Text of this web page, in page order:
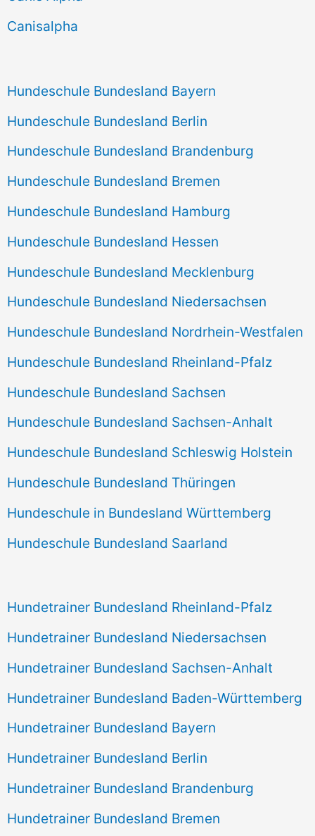
h
Canisalpha
Hundeschule Bundesland Bayern
Hundeschule Bundesland Berlin
Hundeschule Bundesland Brandenburg
Hundeschule Bundesland Bremen
Hundeschule Bundesland Hamburg
Hundeschule Bundesland Hessen
Hundeschule Bundesland Mecklenburg
Hundeschule Bundesland Niedersachsen
Hundeschule Bundesland Nordrhein-Westfalen
Hundeschule Bundesland Rheinland-Pfalz
Hundeschule Bundesland Sachsen
Hundeschule Bundesland Sachsen-Anhalt
Hundeschule Bundesland Schleswig Holstein
Hundeschule Bundesland Thüringen
Hundeschule in Bundesland Württemberg
Hundeschule Bundesland Saarland
Hundetrainer Bundesland Rheinland-Pfalz
Hundetrainer Bundesland Niedersachsen
Hundetrainer Bundesland Sachsen-Anhalt
Hundetrainer Bundesland Baden-Württemberg
Hundetrainer Bundesland Bayern
Hundetrainer Bundesland Berlin
Hundetrainer Bundesland Brandenburg
Hundetrainer Bundesland Bremen